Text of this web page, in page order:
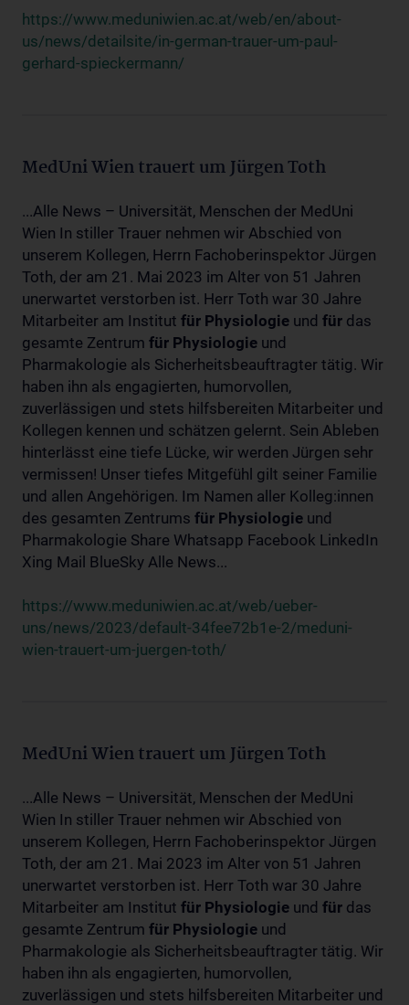
https://www.meduniwien.ac.at/web/en/about-
us/news/detailsite/in-german-trauer-um-paul-
gerhard-spieckermann/
MedUni Wien trauert um Jürgen Toth
...Alle News – Universität, Menschen der MedUni
Wien In stiller Trauer nehmen wir Abschied von
unserem Kollegen, Herrn Fachoberinspektor Jürgen
Toth, der am 21. Mai 2023 im Alter von 51 Jahren
unerwartet verstorben ist. Herr Toth war 30 Jahre
Mitarbeiter am Institut für Physiologie und für das
gesamte Zentrum für Physiologie und
Pharmakologie als Sicherheitsbeauftragter tätig. Wir
haben ihn als engagierten, humorvollen,
zuverlässigen und stets hilfsbereiten Mitarbeiter und
Kollegen kennen und schätzen gelernt. Sein Ableben
hinterlässt eine tiefe Lücke, wir werden Jürgen sehr
vermissen! Unser tiefes Mitgefühl gilt seiner Familie
und allen Angehörigen. Im Namen aller Kolleg:innen
des gesamten Zentrums für Physiologie und
Pharmakologie Share Whatsapp Facebook LinkedIn
Xing Mail BlueSky Alle News...
https://www.meduniwien.ac.at/web/ueber-
uns/news/2023/default-34fee72b1e-2/meduni-
wien-trauert-um-juergen-toth/
MedUni Wien trauert um Jürgen Toth
...Alle News – Universität, Menschen der MedUni
Wien In stiller Trauer nehmen wir Abschied von
unserem Kollegen, Herrn Fachoberinspektor Jürgen
Toth, der am 21. Mai 2023 im Alter von 51 Jahren
unerwartet verstorben ist. Herr Toth war 30 Jahre
Mitarbeiter am Institut für Physiologie und für das
gesamte Zentrum für Physiologie und
Pharmakologie als Sicherheitsbeauftragter tätig. Wir
haben ihn als engagierten, humorvollen,
zuverlässigen und stets hilfsbereiten Mitarbeiter und